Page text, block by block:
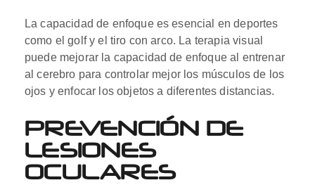
La capacidad de enfoque es esencial en deportes
como el golf y el tiro con arco. La terapia visual
puede mejorar la capacidad de enfoque al entrenar
al cerebro para controlar mejor los músculos de los
ojos y enfocar los objetos a diferentes distancias.
PREVENCIÓN DE
LESIONES
OCULARES